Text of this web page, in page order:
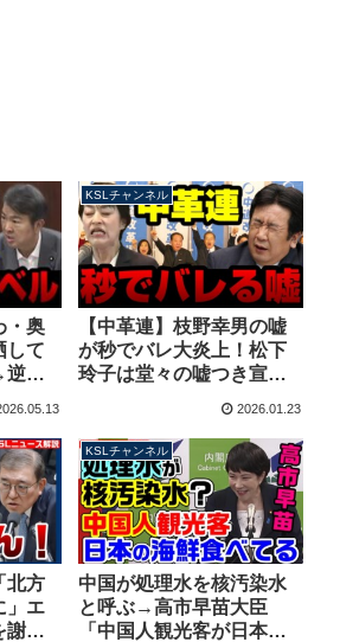
・奥
して
逆ギ
チ
KSLチャンネル
【中革連】枝野幸男の嘘
が秒でバレ大炎上！松下
玲子は堂々の嘘つき宣言
内ゲバ確定か？【KSLチ
ャンネル】
2026.01.23
北方
」エ
謝
KSLチャンネル
中国が処理水を核汚染水
と呼ぶ→高市早苗大臣
「中国人観光客が日本の